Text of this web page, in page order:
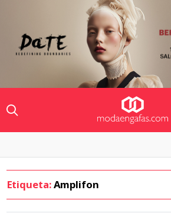
Etiqueta:Amplifon